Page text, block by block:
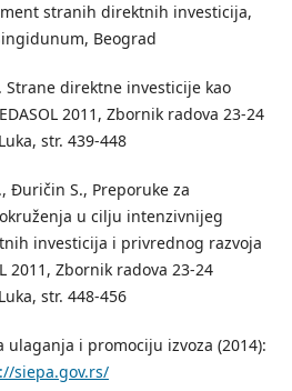
stranih direktnih investicija,
Beograd
Strane direktne investicije kao
2011, Zbornik radova 23-24
str. 439-448
Đuričin S., Preporuke za
u cilju intenzivnijeg
investicija i privrednog razvoja
2011, Zbornik radova 23-24
str. 448-456
ulaganja i promociju izvoza (2014):
siepa.gov.rs/